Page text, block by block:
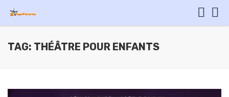
TAG: THÉÂTRE POUR ENFANTS